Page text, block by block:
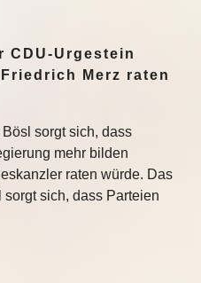
CDU-Urgestein
Merz raten
sorgt sich, dass
mehr bilden
raten würde. Das
sich, dass Parteien